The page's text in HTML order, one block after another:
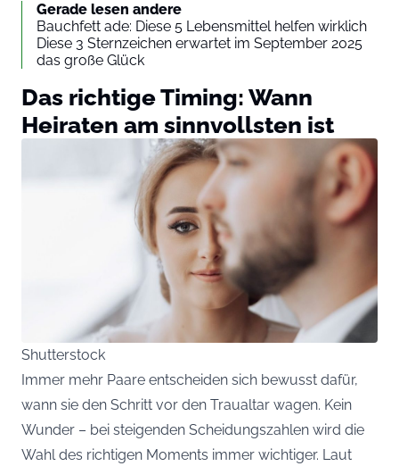
Gerade lesen andere
Bauchfett ade: Diese 5 Lebensmittel helfen wirklich
Diese 3 Sternzeichen erwartet im September 2025
das große Glück
Das richtige Timing: Wann
Heiraten am sinnvollsten ist
Shutterstock
Immer mehr Paare entscheiden sich bewusst dafür,
wann sie den Schritt vor den Traualtar wagen. Kein
Wunder – bei steigenden Scheidungszahlen wird die
Wahl des richtigen Moments immer wichtiger. Laut